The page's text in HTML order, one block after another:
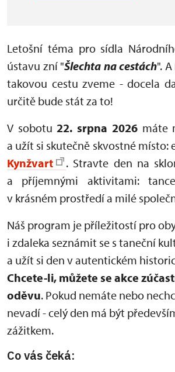
Letošní téma pro sídla
ústavu zní "Šlechta na cestách".
takovou cestu zveme - docela
určitě bude stát za to!
V sobotu 22. srpna 2026máte
a užít si skutečně skvostné místo:
Kynžvart
. Stravte den na
a příjemnými aktivitami:
v krásném prostředí a milé
Náš program je příležitostí pro
i zdaleka seznámit se s taneční
a užít si den v autentickém
Chcete-li, můžete se akce
oděvu. Pokud nemáte nebo
nevadí - celý den má být
zážitkem.
Co vás čeká: